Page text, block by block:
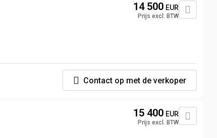
14 500 EUR
Prijs excl. BTW
Contact op met de verkoper
15 400 EUR
Prijs excl. BTW